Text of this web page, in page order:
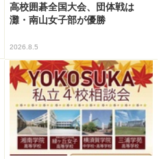
高校囲碁全国大会、団体戦は
灘・南山女子部が優勝
2026.8.5